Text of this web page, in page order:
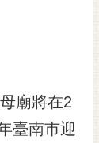
廟將在2
臺南市迎